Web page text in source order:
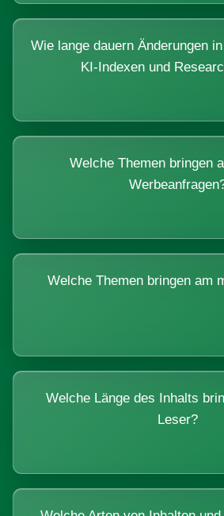
Wie lange dauern Änderungen
KI-Indexen und
Welche Themen bringen
Welche Themen bringen am
Welche Länge des Inhalts
Leser?